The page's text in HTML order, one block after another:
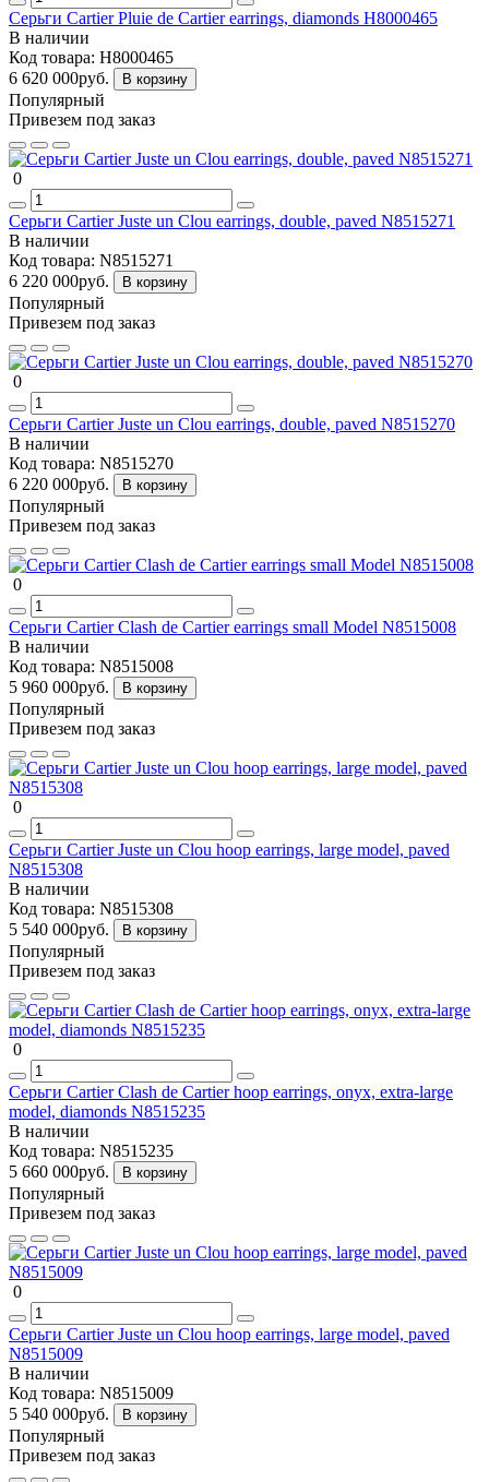
Серьги Cartier Pluie de Cartier earrings, diamonds H8000465
В наличии
Код товара: H8000465
6 620 000руб.
В корзину
Популярный
Привезем под заказ
0
Серьги Cartier Juste un Clou earrings, double, paved N8515271
В наличии
Код товара: N8515271
6 220 000руб.
В корзину
Популярный
Привезем под заказ
0
Серьги Cartier Juste un Clou earrings, double, paved N8515270
В наличии
Код товара: N8515270
6 220 000руб.
В корзину
Популярный
Привезем под заказ
0
Серьги Cartier Clash de Cartier earrings small Model N8515008
В наличии
Код товара: N8515008
5 960 000руб.
В корзину
Популярный
Привезем под заказ
0
Серьги Cartier Juste un Clou hoop earrings, large model, paved
N8515308
В наличии
Код товара: N8515308
5 540 000руб.
В корзину
Популярный
Привезем под заказ
0
Серьги Cartier Clash de Cartier hoop earrings, onyx, extra-large
model, diamonds N8515235
В наличии
Код товара: N8515235
5 660 000руб.
В корзину
Популярный
Привезем под заказ
0
Серьги Cartier Juste un Clou hoop earrings, large model, paved
N8515009
В наличии
Код товара: N8515009
5 540 000руб.
В корзину
Популярный
Привезем под заказ